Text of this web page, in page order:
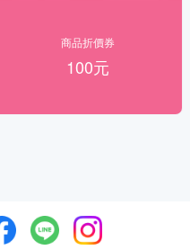
商品折價券
100元